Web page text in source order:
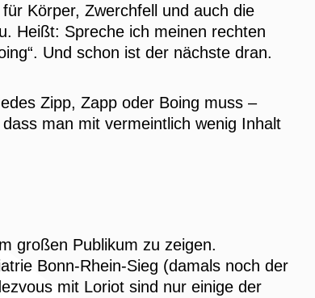
Körper, Zwerchfell und auch die
Heißt: Spreche ich meinen rechten
Und schon ist der nächste dran.
Zipp, Zapp oder Boing muss –
man mit vermeintlich wenig Inhalt
großen Publikum zu zeigen.
Bonn-Rhein-Sieg (damals noch der
mit Loriot sind nur einige der